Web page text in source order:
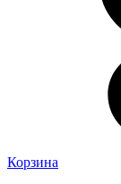
Корзина